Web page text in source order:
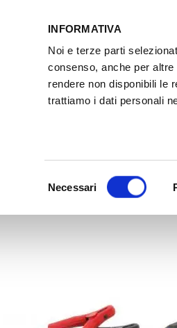
INFORMATIVA
Noi e terze parti
consenso, anche per
rendere non disponibili le
trattiamo i dati personali
del
Necessari
ACCESSO GESTIONALE